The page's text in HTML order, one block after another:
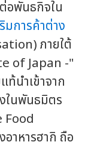
อพันธกิจใน
มการค้าต่าง
ภายใต้
of Japan -"
นำเข้าจาก
ในพันธมิตร
Food
าหารฮากิ ถือ